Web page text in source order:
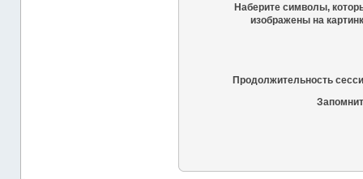
Наберите символы,
изображены на
Продолжительность